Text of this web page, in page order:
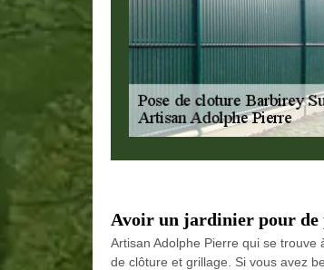
Avoir un jardinier pour de
Artisan Adolphe Pierre qui se
de clôture et grillage. Si vous avez